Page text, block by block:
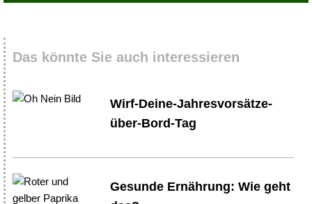
Das könnte Sie auch interessieren
Wirf-Deine-Jahresvorsätze-
über-Bord-Tag
Gesunde Ernährung: Wie geht